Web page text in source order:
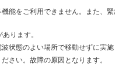
能をご利用できません。また、
ります。
状態のよい場所で移動せずに実施
さい。故障の原因となります。